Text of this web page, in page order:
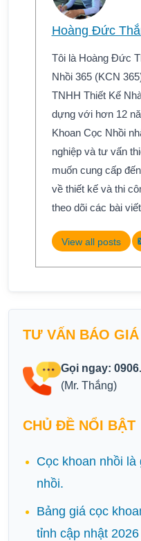
Hoàng Đức
Tôi là Hoàng Đức
Nhồi 365 (KCN
TNHH Thiết Kế
dựng với hơn 12
Khoan Cọc Nhồi
nghiệp và tư vấn
muốn cung cấp
về thiết kế và thi
theo dõi các bài
View all posts
TƯ VẤN BÁO
Gọi ngay:
(Mr. Thắng)
CHỦ ĐỀ NỔI BẬT
Cọc khoan nhồi
nhồi.
Bảng giá cọc
tỉnh cập nhật 2026